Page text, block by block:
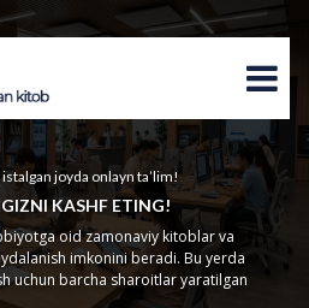
joyda onlayn ta’lim!
KASHF ETING!
oid zamonaviy kitoblar va
imkonini beradi. Bu yerda
uchun barcha sharoitlar yaratilgan